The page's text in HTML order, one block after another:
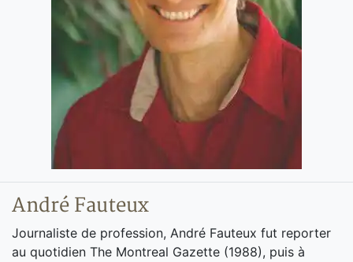
André Fauteux
Journaliste de profession, André Fauteux fut reporter
au quotidien The Montreal Gazette (1988), puis à